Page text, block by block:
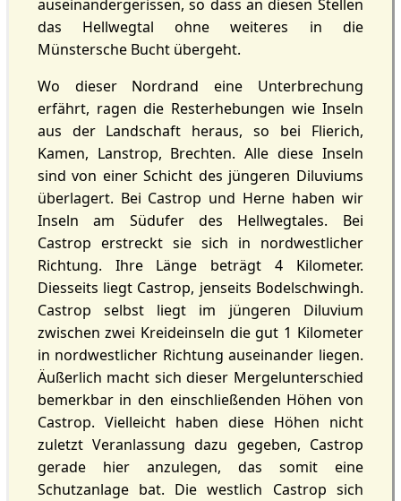
auseinandergerissen, so dass an diesen Stellen
das Hellwegtal ohne weiteres in die
Münstersche Bucht übergeht.
Wo dieser Nordrand eine Unterbrechung
erfährt, ragen die Resterhebungen wie Inseln
aus der Landschaft heraus, so bei Flierich,
Kamen, Lanstrop, Brechten. Alle diese Inseln
sind von einer Schicht des jüngeren Diluviums
überlagert. Bei Castrop und Herne haben wir
Inseln am Südufer des Hellwegtales. Bei
Castrop erstreckt sie sich in nordwestlicher
Richtung. Ihre Länge beträgt 4 Kilometer.
Diesseits liegt Castrop, jenseits Bodelschwingh.
Castrop selbst liegt im jüngeren Diluvium
zwischen zwei Kreideinseln die gut 1 Kilometer
in nordwestlicher Richtung auseinander liegen.
Äußerlich macht sich dieser Mergelunterschied
bemerkbar in den einschließenden Höhen von
Castrop. Vielleicht haben diese Höhen nicht
zuletzt Veranlassung dazu gegeben, Castrop
gerade hier anzulegen, das somit eine
Schutzanlage bat. Die westlich Castrop sich